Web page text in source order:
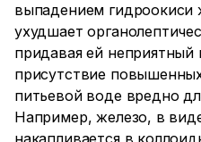
выпадением гидроокиси
ухудшает
придавая ей неприятный
присутствие
питьевой воде вредно
Например, железо, в
накапливается в